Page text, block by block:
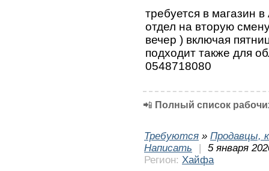
требуется в магазин
отдел на вторую
вечер ) включая
подходит также для
0548718080
📲 Полный список
Требуются » Продавцы,
Написать
|
5 января
Регион: Хайфа